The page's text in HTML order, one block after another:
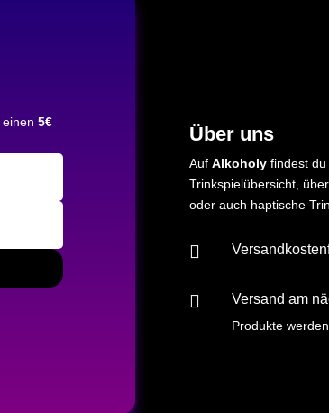
einen5€
Über uns
Auf Alkoholyfindest du
Trinkspielübersicht,
oder auch haptische

 Versand am
Produkte